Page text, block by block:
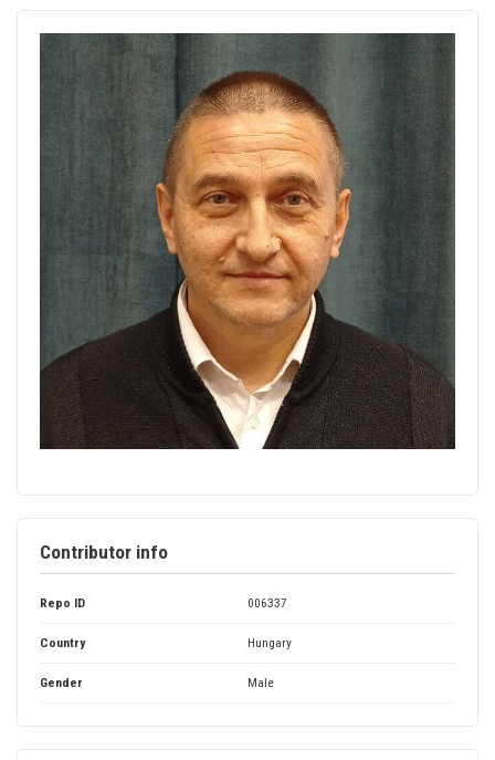
Contributor info
Repo ID 006337
Country Hungary
Gender Male